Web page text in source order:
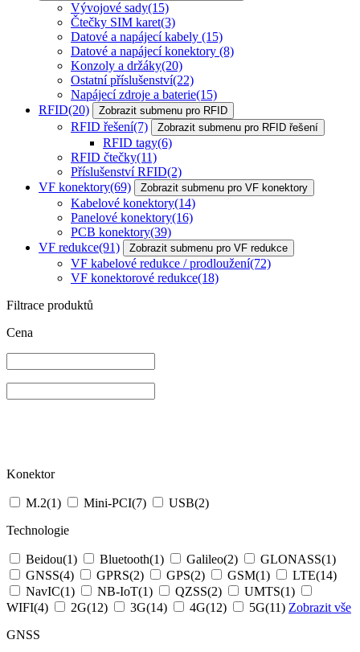
Vývojové sady(15)
Čtečky SIM karet(3)
Datové a napájecí kabely (15)
Datové a napájecí konektory (8)
Konzoly a držáky(20)
Ostatní příslušenství(22)
Napájecí zdroje a baterie(15)
RFID(20) Zobrazit submenu pro RFID
RFID řešení(7) Zobrazit submenu pro RFID řešení
RFID tagy(6)
RFID čtečky(11)
Příslušenství RFID(2)
VF konektory(69) Zobrazit submenu pro VF konektory
Kabelové konektory(14)
Panelové konektory(16)
PCB konektory(39)
VF redukce(91) Zobrazit submenu pro VF redukce
VF kabelové redukce / prodloužení(72)
VF konektorové redukce(18)
Filtrace produktů
Cena
Konektor
M.2(1) Mini-PCI(7) USB(2)
Technologie
Beidou(1) Bluetooth(1) Galileo(2) GLONASS(1)
GNSS(4) GPRS(2) GPS(2) GSM(1) LTE(14)
NavIC(1) NB-IoT(1) QZSS(2) UMTS(1)
WIFI(4) 2G(12) 3G(14) 4G(12) 5G(11) Zobrazit vše
GNSS